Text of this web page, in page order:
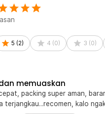
5 (2) 4 (0) 3 (0)
memuaskan
packing super aman,
terjangkau...recomen, kalo